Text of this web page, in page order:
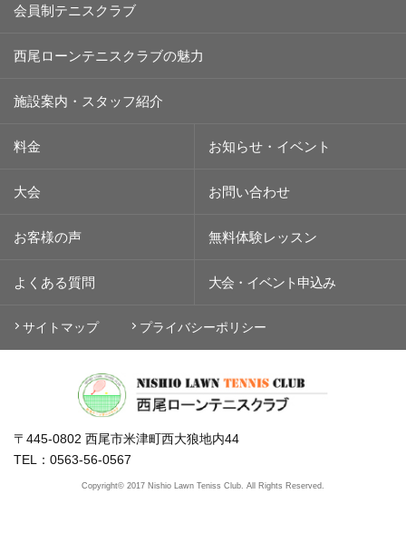
会員制テニスクラブ
西尾ローンテニスクラブの魅力
施設案内・スタッフ紹介
料金 お知らせ・イベント
大会 お問い合わせ
お客様の声 無料体験レッスン
よくある質問 大会・イベント 申込み
サイトマップ プライバシーポリシー
〒445-0802 西尾市米津町西大狼地内44
TEL：0563-56-0567
Copyright© 2017 Nishio Lawn Teniss Club. All Rights Reserved.